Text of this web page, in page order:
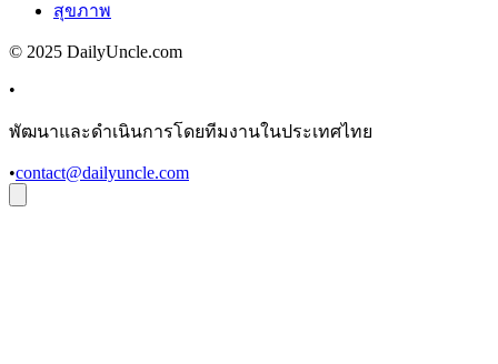
สุขภาพ
© 2025 DailyUncle.com
•
พัฒนาและดำเนินการโดยทีมงานในประเทศไทย
•contact@dailyuncle.com